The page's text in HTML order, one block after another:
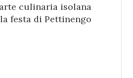
culinaria isolana
festa di Pettinengo